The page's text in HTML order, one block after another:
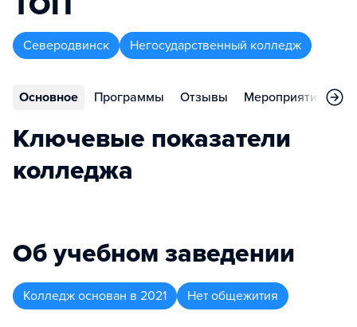
Северодвинск Негосударственный колледж
Основное Программы Отзывы Мероприятия
Ключевые показатели
колледжа
Об учебном заведении
Колледж основан в 2021 Нет общежития